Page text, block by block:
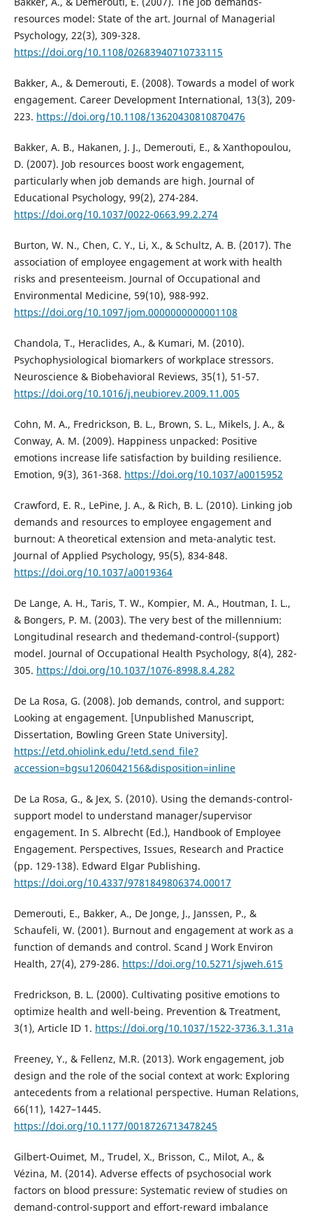
resources model: State of the art. Journal of Managerial
Psychology, 22(3), 309-328.
https://doi.org/10.1108/02683940710733115
Bakker, A., & Demerouti, E. (2008). Towards a model of work
engagement. Career Development International, 13(3), 209-
223. https://doi.org/10.1108/13620430810870476
Bakker, A. B., Hakanen, J. J., Demerouti, E., & Xanthopoulou,
D. (2007). Job resources boost work engagement,
particularly when job demands are high. Journal of
Educational Psychology, 99(2), 274-284.
https://doi.org/10.1037/0022-0663.99.2.274
Burton, W. N., Chen, C. Y., Li, X., & Schultz, A. B. (2017). The
association of employee engagement at work with health
risks and presenteeism. Journal of Occupational and
Environmental Medicine, 59(10), 988-992.
https://doi.org/10.1097/jom.0000000000001108
Chandola, T., Heraclides, A., & Kumari, M. (2010).
Psychophysiological biomarkers of workplace stressors.
Neuroscience & Biobehavioral Reviews, 35(1), 51-57.
https://doi.org/10.1016/j.neubiorev.2009.11.005
Cohn, M. A., Fredrickson, B. L., Brown, S. L., Mikels, J. A., &
Conway, A. M. (2009). Happiness unpacked: Positive
emotions increase life satisfaction by building resilience.
Emotion, 9(3), 361-368. https://doi.org/10.1037/a0015952
Crawford, E. R., LePine, J. A., & Rich, B. L. (2010). Linking job
demands and resources to employee engagement and
burnout: A theoretical extension and meta-analytic test.
Journal of Applied Psychology, 95(5), 834-848.
https://doi.org/10.1037/a0019364
De Lange, A. H., Taris, T. W., Kompier, M. A., Houtman, I. L.,
& Bongers, P. M. (2003). The very best of the millennium:
Longitudinal research and thedemand-control-(support)
model. Journal of Occupational Health Psychology, 8(4), 282-
305. https://doi.org/10.1037/1076-8998.8.4.282
De La Rosa, G. (2008). Job demands, control, and support:
Looking at engagement. [Unpublished Manuscript,
Dissertation, Bowling Green State University].
https://etd.ohiolink.edu/!etd.send_file?
accession=bgsu1206042156&disposition=inline
De La Rosa, G., & Jex, S. (2010). Using the demands-control-
support model to understand manager/supervisor
engagement. In S. Albrecht (Ed.), Handbook of Employee
Engagement. Perspectives, Issues, Research and Practice
(pp. 129-138). Edward Elgar Publishing.
https://doi.org/10.4337/9781849806374.00017
Demerouti, E., Bakker, A., De Jonge, J., Janssen, P., &
Schaufeli, W. (2001). Burnout and engagement at work as a
function of demands and control. Scand J Work Environ
Health, 27(4), 279-286. https://doi.org/10.5271/sjweh.615
Fredrickson, B. L. (2000). Cultivating positive emotions to
optimize health and well-being. Prevention & Treatment,
3(1), Article ID 1. https://doi.org/10.1037/1522-3736.3.1.31a
Freeney, Y., & Fellenz, M.R. (2013). Work engagement, job
design and the role of the social context at work: Exploring
antecedents from a relational perspective. Human Relations,
66(11), 1427–1445.
https://doi.org/10.1177/0018726713478245
Gilbert-Ouimet, M., Trudel, X., Brisson, C., Milot, A., &
Vézina, M. (2014). Adverse effects of psychosocial work
factors on blood pressure: Systematic review of studies on
demand-control-support and effort-reward imbalance